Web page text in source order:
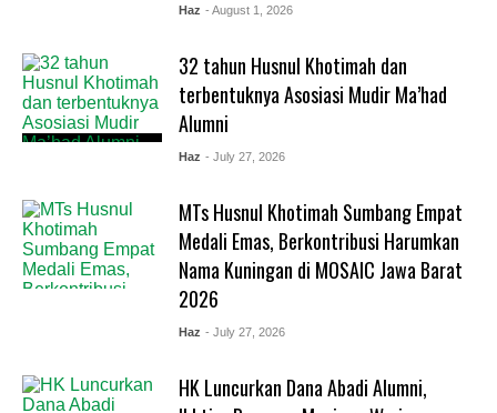
Haz - August 1, 2026
32 tahun Husnul Khotimah dan
terbentuknya Asosiasi Mudir Ma’had
Alumni
Haz - July 27, 2026
MTs Husnul Khotimah Sumbang Empat
Medali Emas, Berkontribusi Harumkan
Nama Kuningan di MOSAIC Jawa Barat
2026
Haz - July 27, 2026
HK Luncurkan Dana Abadi Alumni,